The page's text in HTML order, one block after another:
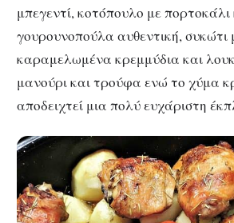
μπεγεντί, κοτόπουλο με πορτοκάλι
γουρουνοπούλα αυθεντική, συκώτι
καραμελωμένα κρεμμύδια και
μανούρι και τρούφα ενώ το χύμα
αποδειχτεί μια πολύ ευχάριστη